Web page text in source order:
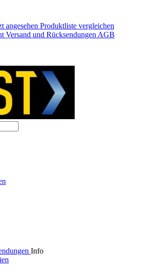
angesehen Produktliste vergleichen
Versand und Rücksendungen AGB
Info